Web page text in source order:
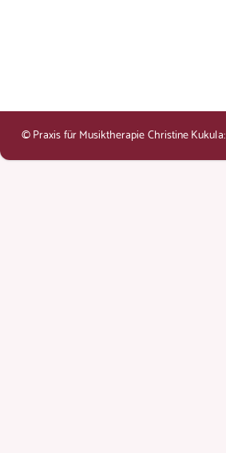
© Praxis für Musiktherapie Christine Kukula: